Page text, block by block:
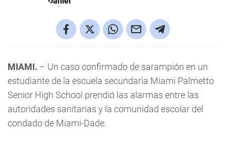
MIAMI. – Un caso confirmado de sarampión en un
estudiante de la escuela secundaria Miami Palmetto
Senior High School prendió las alarmas entre las
autoridades sanitarias y la comunidad escolar del
condado de Miami-Dade.